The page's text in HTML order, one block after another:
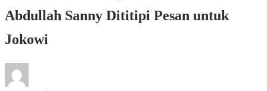
Abdullah Sanny Dititipi Pesan untuk
Jokowi